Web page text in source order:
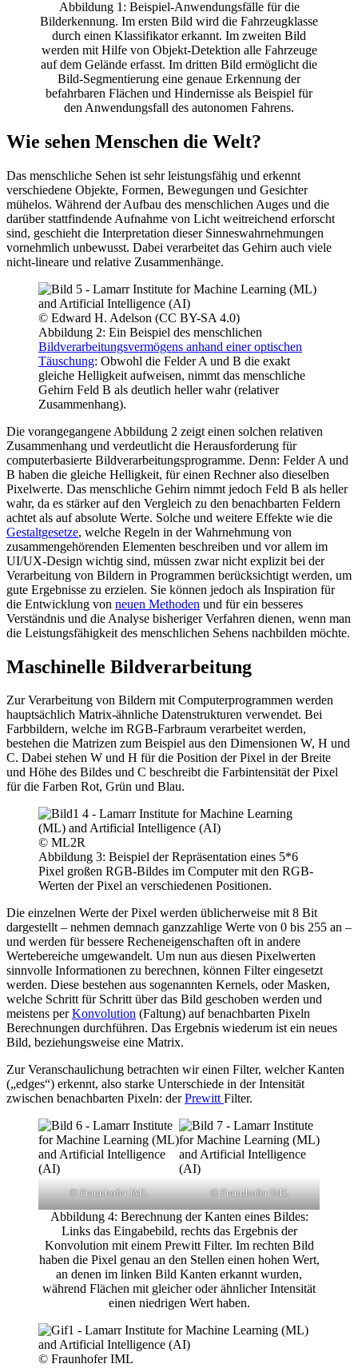
Abbildung 1: Beispiel-Anwendungsfälle für die
Bilderkennung. Im ersten Bild wird die Fahrzeugklasse
durch einen Klassifikator erkannt. Im zweiten Bild
werden mit Hilfe von Objekt-Detektion alle Fahrzeuge
auf dem Gelände erfasst. Im dritten Bild ermöglicht die
Bild-Segmentierung eine genaue Erkennung der
befahrbaren Flächen und Hindernisse als Beispiel für
den Anwendungsfall des autonomen Fahrens.
Wie sehen Menschen die Welt?
Das menschliche Sehen ist sehr leistungsfähig und erkennt
verschiedene Objekte, Formen, Bewegungen und Gesichter
mühelos. Während der Aufbau des menschlichen Auges und die
darüber stattfindende Aufnahme von Licht weitreichend erforscht
sind, geschieht die Interpretation dieser Sinneswahrnehmungen
vornehmlich unbewusst. Dabei verarbeitet das Gehirn auch viele
nicht-lineare und relative Zusammenhänge.
© Edward H. Adelson (CC BY-SA 4.0)
Abbildung 2: Ein Beispiel des menschlichen
Bildverarbeitungsvermögens anhand einer optischen
Täuschung: Obwohl die Felder A und B die exakt
gleiche Helligkeit aufweisen, nimmt das menschliche
Gehirn Feld B als deutlich heller wahr (relativer
Zusammenhang).
Die vorangegangene Abbildung 2 zeigt einen solchen relativen
Zusammenhang und verdeutlicht die Herausforderung für
computerbasierte Bildverarbeitungsprogramme. Denn: Felder A und
B haben die gleiche Helligkeit, für einen Rechner also dieselben
Pixelwerte. Das menschliche Gehirn nimmt jedoch Feld B als heller
wahr, da es stärker auf den Vergleich zu den benachbarten Feldern
achtet als auf absolute Werte. Solche und weitere Effekte wie die
Gestaltgesetze, welche Regeln in der Wahrnehmung von
zusammengehörenden Elementen beschreiben und vor allem im
UI/UX-Design wichtig sind, müssen zwar nicht explizit bei der
Verarbeitung von Bildern in Programmen berücksichtigt werden, um
gute Ergebnisse zu erzielen. Sie können jedoch als Inspiration für
die Entwicklung von neuen Methoden und für ein besseres
Verständnis und die Analyse bisheriger Verfahren dienen, wenn man
die Leistungsfähigkeit des menschlichen Sehens nachbilden möchte.
Maschinelle Bildverarbeitung
Zur Verarbeitung von Bildern mit Computerprogrammen werden
hauptsächlich Matrix-ähnliche Datenstrukturen verwendet. Bei
Farbbildern, welche im RGB-Farbraum verarbeitet werden,
bestehen die Matrizen zum Beispiel aus den Dimensionen W, H und
C. Dabei stehen W und H für die Position der Pixel in der Breite
und Höhe des Bildes und C beschreibt die Farbintensität der Pixel
für die Farben Rot, Grün und Blau.
© ML2R
Abbildung 3: Beispiel der Repräsentation eines 5*6
Pixel großen RGB-Bildes im Computer mit den RGB-
Werten der Pixel an verschiedenen Positionen.
Die einzelnen Werte der Pixel werden üblicherweise mit 8 Bit
dargestellt – nehmen demnach ganzzahlige Werte von 0 bis 255 an –
und werden für bessere Recheneigenschaften oft in andere
Wertebereiche umgewandelt. Um nun aus diesen Pixelwerten
sinnvolle Informationen zu berechnen, können Filter eingesetzt
werden. Diese bestehen aus sogenannten Kernels, oder Masken,
welche Schritt für Schritt über das Bild geschoben werden und
meistens perKonvolution (Faltung) auf benachbarten Pixeln
Berechnungen durchführen. Das Ergebnis wiederum ist ein neues
Bild, beziehungsweise eine Matrix.
Zur Veranschaulichung betrachten wir einen Filter, welcher Kanten
(„edges“) erkennt, also starke Unterschiede in der Intensität
zwischen benachbarten Pixeln: derPrewittFilter.
© Fraunhofer IML © Fraunhofer IML
Abbildung 4: Berechnung der Kanten eines Bildes:
Links das Eingabebild, rechts das Ergebnis der
Konvolution mit einem Prewitt Filter. Im rechten Bild
haben die Pixel genau an den Stellen einen hohen Wert,
an denen im linken Bild Kanten erkannt wurden,
während Flächen mit gleicher oder ähnlicher Intensität
einen niedrigen Wert haben.
© Fraunhofer IML